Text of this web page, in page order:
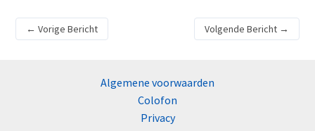
← Vorige Bericht Volgende Bericht →
Algemene voorwaarden
Colofon
Privacy